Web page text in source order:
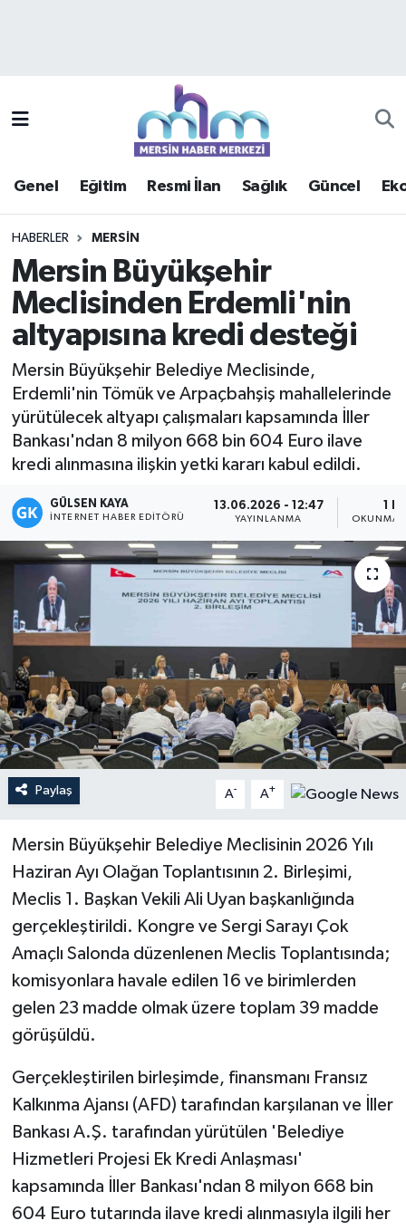
Genel Eğitim Resmi İlan Sağlık Güncel
HABERLER MERSIN
Mersin Büyükşehir
Meclisinden Erdemli'nin
altyapısına kredi desteği
Mersin Büyükşehir Belediye Meclisinde,
Erdemli'nin Tömük ve Arpaçbahşiş mahallelerinde
yürütülecek altyapı çalışmaları kapsamında İller
Bankası'ndan 8 milyon 668 bin 604 Euro ilave
kredi alınmasına ilişkin yetki kararı kabul edildi.
GÜLSEN KAYA
İNTERNET HABER EDITÖRÜ
13.06.2026 - 12:47
YAYINLANMA OKUNMA
Paylaş A- A+
Mersin Büyükşehir Belediye Meclisinin 2026 Yılı
Haziran Ayı Olağan Toplantısının 2. Birleşimi,
Meclis 1. Başkan Vekili Ali Uyan başkanlığında
gerçekleştirildi. Kongre ve Sergi Sarayı Çok
Amaçlı Salonda düzenlenen Meclis Toplantısında;
komisyonlara havale edilen 16 ve birimlerden
gelen 23 madde olmak üzere toplam 39 madde
görüşüldü.
Gerçekleştirilen birleşimde, finansmanı Fransız
Kalkınma Ajansı (AFD) tarafından karşılanan ve İller
Bankası A.Ş. tarafından yürütülen 'Belediye
Hizmetleri Projesi Ek Kredi Anlaşması'
kapsamında İller Bankası'ndan 8 milyon 668 bin
604 Euro tutarında ilave kredi alınmasıyla ilgili her
Güncel
Haberde insan
Kültür - Sanat
Magazin
Özel Haber
Politika
Resmi İlan
Sağlık
Spor
Sürmanşet
Teknoloji
Yaşam
Mersin Trafik Yoğunluk Haritası
Süper Lig Puan Durumu ve Fikstür
Haber Arşivi